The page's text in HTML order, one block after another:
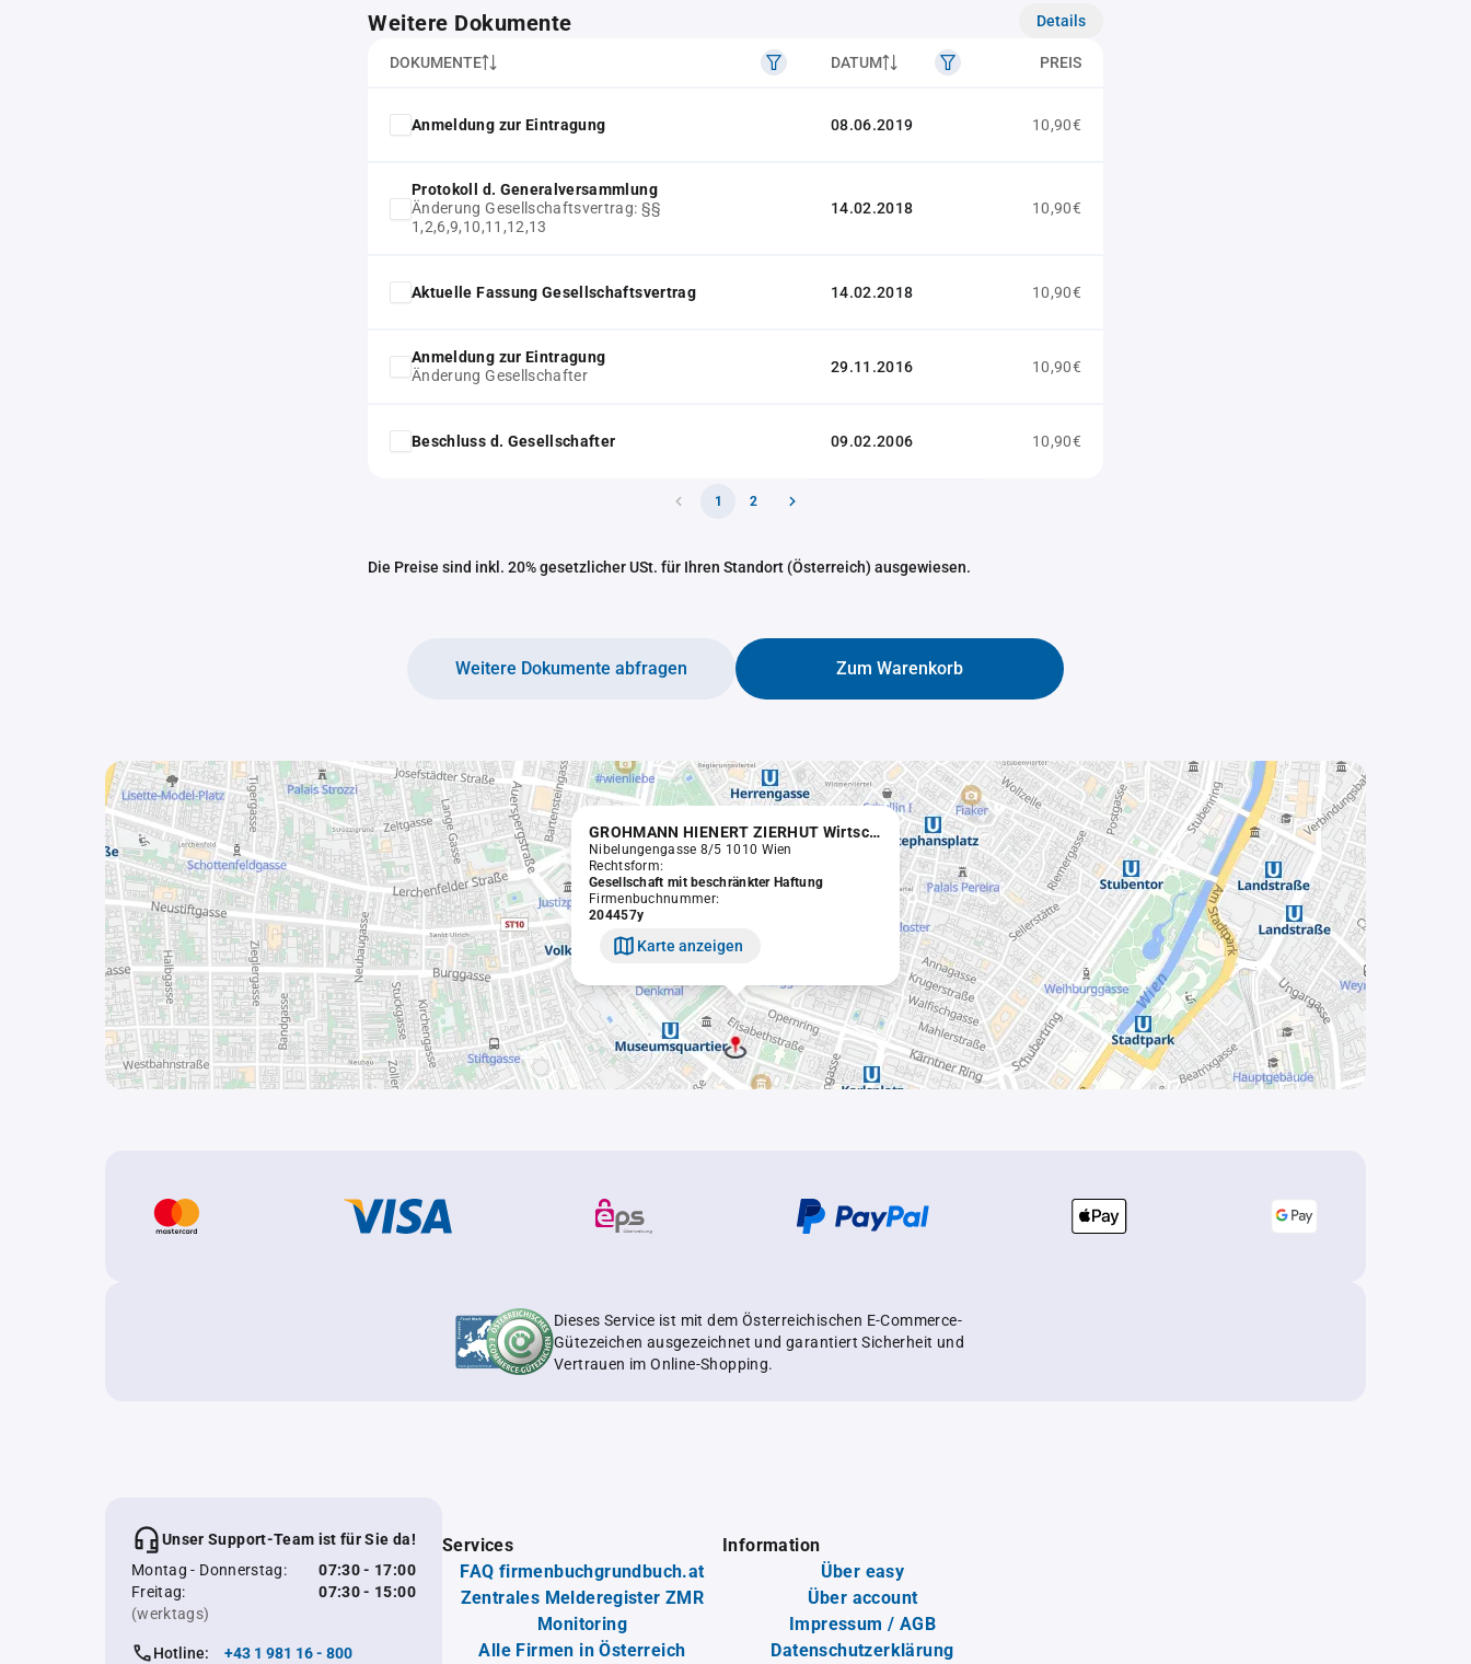
Weitere Dokumente Details
DOKUMENTE DATUM PREIS
Anmeldung zur Eintragung 08.06.2019 10,90€
Protokoll d. Generalversammlung
Änderung Gesellschaftsvertrag: §§
1,2,6,9,10,11,12,13
14.02.2018 10,90€
Aktuelle Fassung Gesellschaftsvertrag 14.02.2018 10,90€
Anmeldung zur Eintragung
Änderung Gesellschafter
29.11.2016 10,90€
Beschluss d. Gesellschafter 09.02.2006 10,90€
1 2
Die Preise sind inkl. 20% gesetzlicher USt. für Ihren Standort (Österreich) ausgewiesen.
Zum Warenkorb
Weitere Dokumente abfragen
GROHMANN HIENERT ZIERHUT Wirtschaftsprüfungs- und Steuerberatungs GmbH
Nibelungengasse 8/5 1010 Wien
Rechtsform:
Gesellschaft mit beschränkter Haftung
Firmenbuchnummer:
204457y
Karte anzeigen
Dieses Service ist mit dem Österreichischen E-Commerce-
Gütezeichen ausgezeichnet und garantiert Sicherheit und
Vertrauen im Online-Shopping.
Unser Support-Team ist für Sie da!
Montag - Donnerstag:
07:30 - 17:00
Freitag:
07:30 - 15:00
(werktags)
Hotline: +43 1 981 16 - 800
Services
FAQ firmenbuchgrundbuch.at
Zentrales Melderegister ZMR
Monitoring
Alle Firmen in Österreich
Information
Über easy
Über account
Impressum / AGB
Datenschutzerklärung